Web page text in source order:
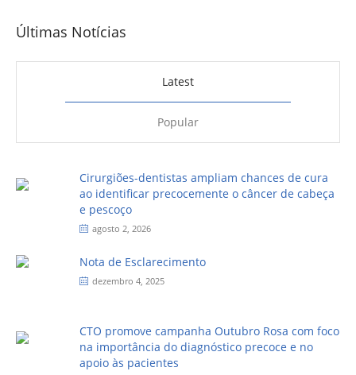
Últimas Notícias
Latest
Popular
Cirurgiões-dentistas ampliam chances de cura
ao identificar precocemente o câncer de cabeça
e pescoço
agosto 2, 2026
Nota de Esclarecimento
dezembro 4, 2025
CTO promove campanha Outubro Rosa com foco
na importância do diagnóstico precoce e no
apoio às pacientes